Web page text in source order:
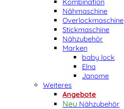
Nähmaschine
Overlockmaschine
Stickmaschine
Nähzubehör
Marken
baby lock
Elna
Janome
Weiteres
Angebote
Nähzubehör